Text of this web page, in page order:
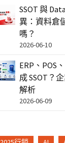
SSOT 與
異：資料倉
嗎？
2026-06-10
ERP、POS
成 SSOT？
解析
2026-06-09